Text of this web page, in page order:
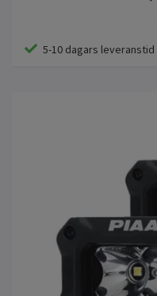
5-10 dagars leveranstid